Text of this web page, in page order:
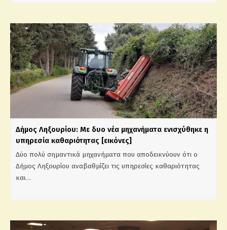
Δήμος Ληξουρίου: Με δυο νέα μηχανήματα ενισχύθηκε η
υπηρεσία καθαριότητας [εικόνες]
Δύο πολύ σημαντικά μηχανήματα που αποδεικνύουν ότι ο
Δήμος Ληξουρίου αναβαθμίζει τις υπηρεσίες καθαριότητας
και…